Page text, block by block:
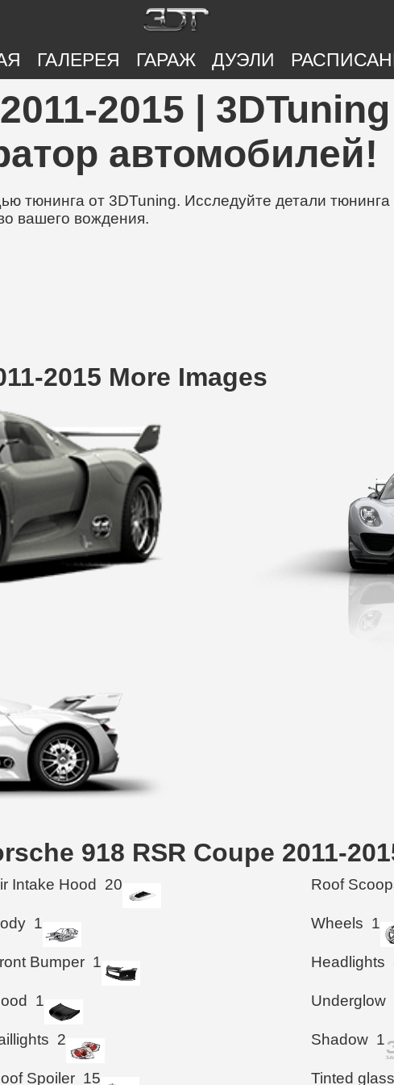
ГАЛЕРЕЯ ГАРАЖ ДУЭЛИ
2015 |
автомобилей!
тюнинга от 3DTuning. Исследуйте детали тюнинга
вашего вождения.
2015 More Images
918 RSR Coupe 2011-
Intake Hood 20 Roof
1 Wheels 1
Bumper 1 Headlights
1 Underglow
2 Shadow 1
Spoiler 15 Tinted glass